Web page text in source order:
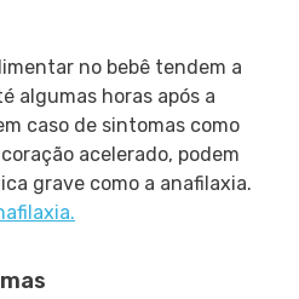
no bebê tendem a
algumas horas após a
caso de sintomas como
acelerado, podem
grave como a anafilaxia.